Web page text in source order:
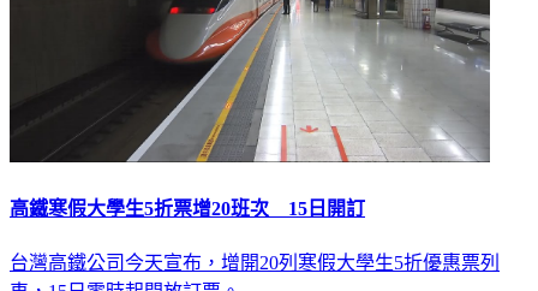
高鐵寒假大學生5折票增20班次 15日開訂
台灣高鐵公司今天宣布，增開20列寒假大學生5折優惠票列